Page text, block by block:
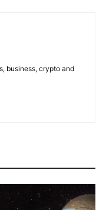
business, crypto and